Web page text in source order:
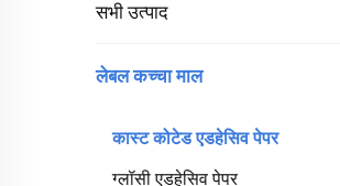
सभी उत्पाद
लेबल कच्चा माल
कास्ट कोटेड एडहेसिव पेपर
ग्लॉसी एडहेसिव पेपर